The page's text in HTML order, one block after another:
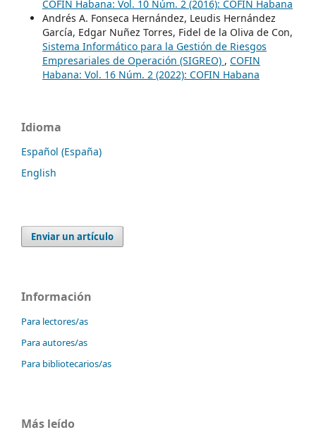
COFIN Habana: Vol. 10 Núm. 2 (2016): COFIN Habana
Andrés A. Fonseca Hernández, Leudis Hernández
García, Edgar Nuñez Torres, Fidel de la Oliva de Con,
Sistema Informático para la Gestión de Riesgos
Empresariales de Operación (SIGREO) , COFIN
Habana: Vol. 16 Núm. 2 (2022): COFIN Habana
Idioma
Español (España)
English
Enviar un artículo
Información
Para lectores/as
Para autores/as
Para bibliotecarios/as
Más leído